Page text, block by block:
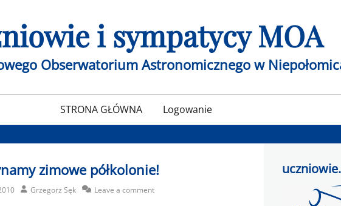
i sympatycy MOA
Obserwatorium Astronomicznego w
STRONA GŁÓWNA Logowanie
zimowe półkolonie!
Author
Grzegorz Sęk Leave a comment